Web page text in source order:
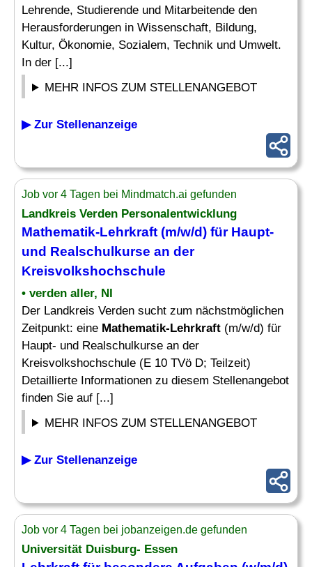
Lehrende, Studierende und Mitarbeitende den
Herausforderungen in Wissenschaft, Bildung,
Kultur, Ökonomie, Sozialem, Technik und Umwelt.
In der [...]
MEHR INFOS ZUM STELLENANGEBOT
▶ Zur Stellenanzeige
Job vor 4 Tagen bei Mindmatch.ai gefunden
Landkreis Verden Personalentwicklung
Mathematik-Lehrkraft (m/w/d) für Haupt-
und Realschulkurse an der
Kreisvolkshochschule
• verden aller, NI
Der Landkreis Verden sucht zum nächstmöglichen
Zeitpunkt: eine Mathematik-Lehrkraft (m/w/d) für
Haupt- und Realschulkurse an der
Kreisvolkshochschule (E 10 TVö D; Teilzeit)
Detaillierte Informationen zu diesem Stellenangebot
finden Sie auf [...]
MEHR INFOS ZUM STELLENANGEBOT
▶ Zur Stellenanzeige
Job vor 4 Tagen bei jobanzeigen.de gefunden
Universität Duisburg- Essen